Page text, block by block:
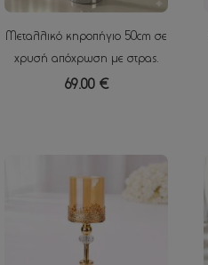
Μεταλλικό κηροπήγιο 50cm σε
χρυσή απόχρωση με στρας.
69.00 €